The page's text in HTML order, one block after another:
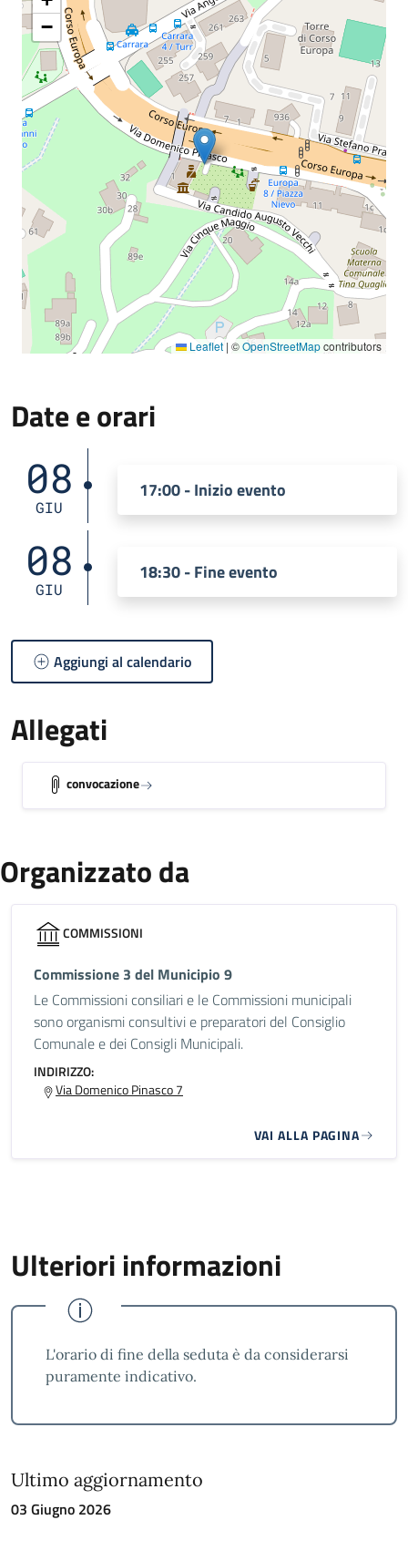
−
Leaflet | ©OpenStreetMapcontributors
Date e orari
08
GIU
17:00 - Inizio evento
08
GIU
18:30 - Fine evento
Aggiungi al calendario
Allegati
convocazione
Organizzato da
COMMISSIONI
Commissione 3 del Municipio 9
Le Commissioni consiliari e le Commissioni municipali
sono organismi consultivi e preparatori del Consiglio
Comunale e dei Consigli Municipali.
INDIRIZZO:
Via Domenico Pinasco 7
VAI ALLA PAGINA
Ulteriori informazioni
L'orario di fine della seduta è da considerarsi
puramente indicativo.
Ultimo aggiornamento
03 Giugno 2026